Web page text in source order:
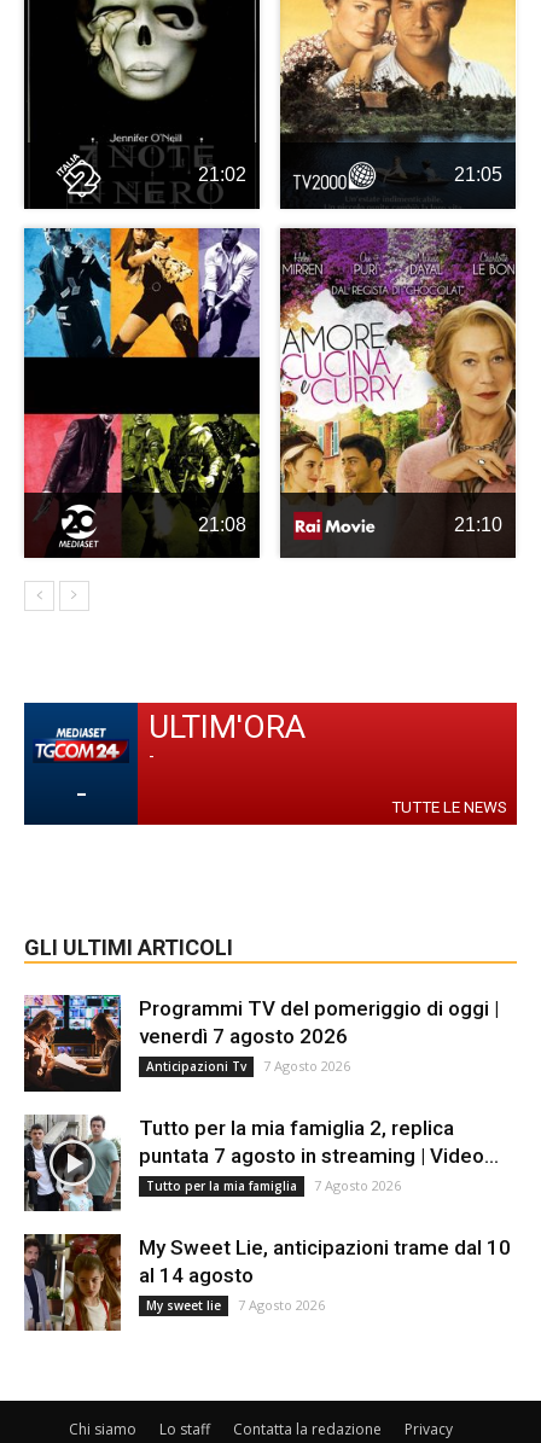
21:02 21:05
21:08 21:10
-
ULTIM'ORA
-
TUTTE LE NEWS
GLI ULTIMI ARTICOLI
Programmi TV del pomeriggio di oggi |
venerdì 7 agosto 2026
Anticipazioni Tv 7 Agosto 2026
Tutto per la mia famiglia 2, replica
puntata 7 agosto in streaming | Video...
Tutto per la mia famiglia 7 Agosto 2026
My Sweet Lie, anticipazioni trame dal 10
al 14 agosto
My sweet lie 7 Agosto 2026
Chi siamo Lo staff Contatta la redazione Privacy